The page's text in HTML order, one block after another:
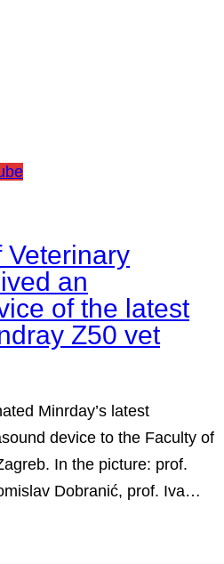
Veterinary
an
of the latest
Z50 vet
Minrday’s latest
device to the Faculty of
In the picture: prof.
Dobranić, prof. Iva…